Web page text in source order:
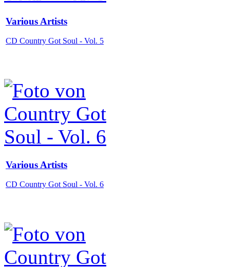
Various Artists
CD Country Got Soul - Vol. 5
Various Artists
CD Country Got Soul - Vol. 6